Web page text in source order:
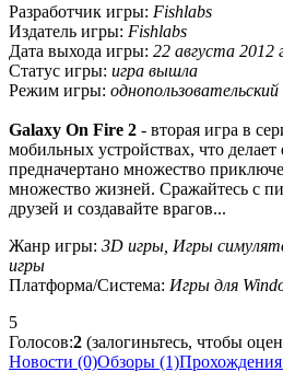
Разработчик игры: Fishlabs
Издатель игры: Fishlabs
Дата выхода игры: 22 августа 2012
Статус игры: игра вышла
Режим игры: однопользовательский
Galaxy On Fire 2 - вторая игра в
мобильных устройствах, что
предначертано множество
множество жизней. Сражайтесь с
друзей и создавайте врагов...
Жанр игры: 3D игры, Игры
игры
Платформа/Система: Игры для
5
Голосов:2 (залогиньтесь, чтобы
Новости (0)Обзоры (1)